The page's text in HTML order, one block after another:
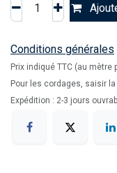
Conditions générales
Prix indiqué TTC (au mètre
Pour les cordages, saisir
Expédition : 2-3 jours